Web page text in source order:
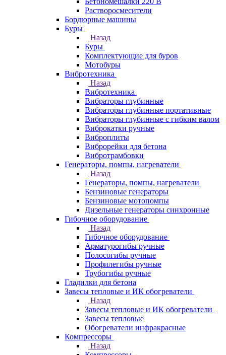
Растворосмесители
Бордюрные машины
Буры
Назад
Буры
Комплектующие для буров
Мотобуры
Вибротехника
Назад
Вибротехника
Вибраторы глубинные
Вибраторы глубинные портативные
Вибраторы глубинные с гибким валом
Виброкатки ручные
Виброплиты
Виброрейки для бетона
Вибротрамбовки
Генераторы, помпы, нагреватели
Назад
Генераторы, помпы, нагреватели
Бензиновые генераторы
Бензиновые мотопомпы
Дизельные генераторы синхронные
Гибочное оборудование
Назад
Гибочное оборудование
Арматурогибы ручные
Полосогибы ручные
Профилегибы ручные
Трубогибы ручные
Гладилки для бетона
Завесы тепловые и ИК обогреватели
Назад
Завесы тепловые и ИК обогреватели
Завесы тепловые
Обогреватели инфракрасные
Компрессоры
Назад